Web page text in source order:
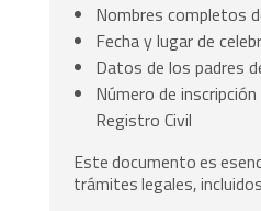
Nombres completos
Fecha y lugar de
Datos de los padres
Número de
Registro Civil
Este documento es
trámites legales,